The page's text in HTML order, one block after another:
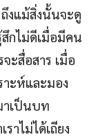
งแม้สิ่งนั้นจะดู
สึกไม่ดีเมื่อมีคน
ะสื่อสาร เมื่อ
าะห์และมอง
าเป็นบท
าไม่ได้เถียง